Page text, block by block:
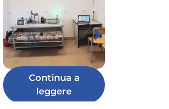
Continua a
leggere